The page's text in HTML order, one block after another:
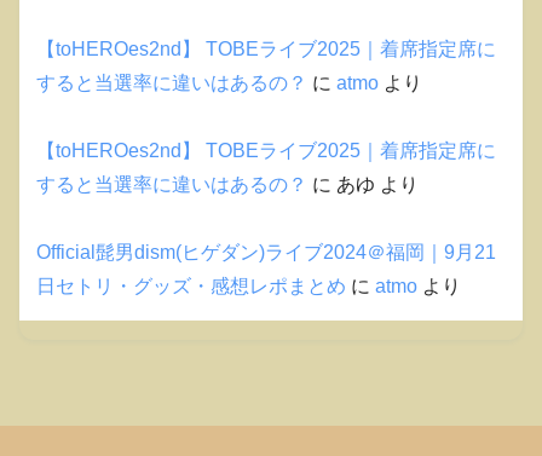
【toHEROes2nd】 TOBEライブ2025｜着席指定席に
すると当選率に違いはあるの？ に atmo より
【toHEROes2nd】 TOBEライブ2025｜着席指定席に
すると当選率に違いはあるの？ に あゆ より
Official髭男dism(ヒゲダン)ライブ2024＠福岡｜9月21
日セトリ・グッズ・感想レポまとめ に atmo より